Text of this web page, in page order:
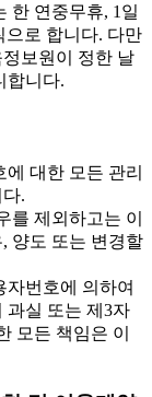
한 연중무휴, 1일
으로 합니다. 다만
보원이 정한 날
합니다.
대한 모든 관리
.
제외하고는 이
양도 또는 변경할
번호에 의하여
과실 또는 제3자
모든 책임은 이